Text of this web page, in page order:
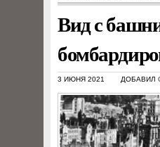
Вид с
3 ИЮНЯ 2021 ДОБАВИЛ